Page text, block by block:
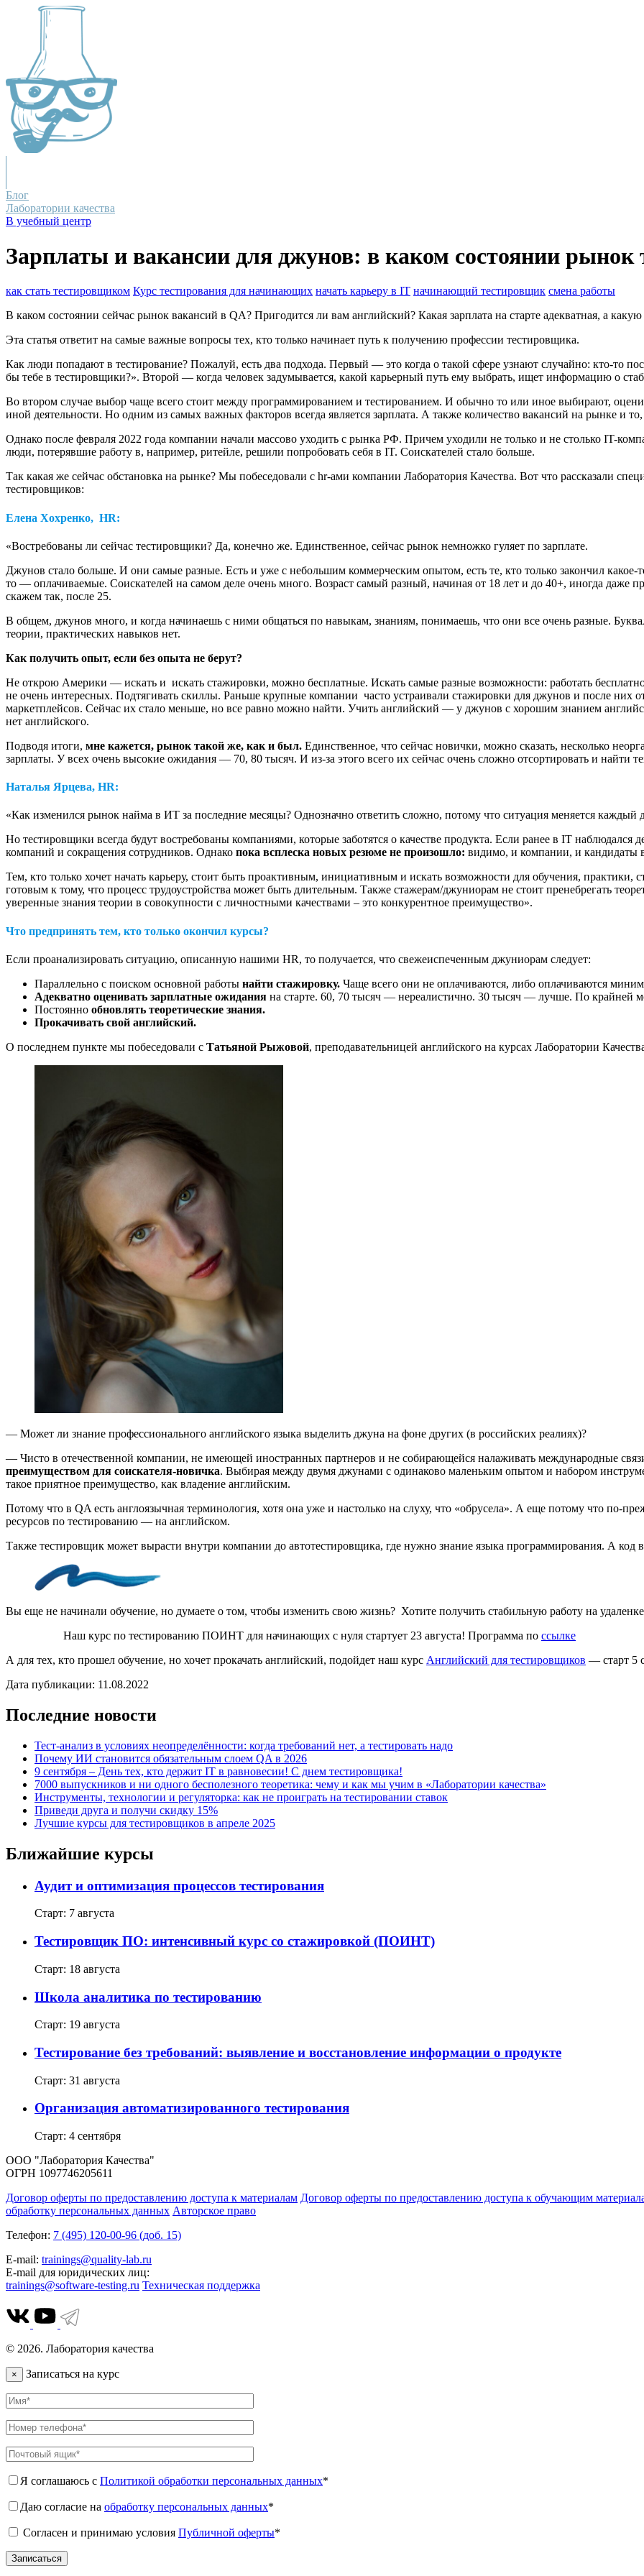
Блог
Лаборатории качества
В учебный центр
Зарплаты и вакансии для джунов: в каком состоянии рынок
как стать тестировщиком Курс тестирования для начинающих начать карьеру в IT начинающий тестировщик смена работы
В каком состоянии сейчас рынок вакансий в QA? Пригодится ли вам английский? Какая зарплата на старте адекватная, а какую
Эта статья ответит на самые важные вопросы тех, кто только начинает путь к получению профессии тестировщика.
Как люди попадают в тестирование? Пожалуй, есть два подхода. Первый ― это когда о такой сфере узнают случайно: кто-то
бы тебе в тестировщики?». Второй ― когда человек задумывается, какой карьерный путь ему выбрать, ищет информацию о
Во втором случае выбор чаще всего стоит между программированием и тестированием. И обычно то или иное выбирают,
иной деятельности. Но одним из самых важных факторов всегда является зарплата. А также количество вакансий на рынке и
Однако после февраля 2022 года компании начали массово уходить с рынка РФ. Причем уходили не только и не столько IT-
люди, потерявшие работу в, например, ритейле, решили попробовать себя в IT. Соискателей стало больше.
Так какая же сейчас обстановка на рынке? Мы побеседовали с hr-ами компании Лаборатория Качества. Вот что рассказали
тестировщиков:
Елена Хохренко, HR:
«Востребованы ли сейчас тестировщики? Да, конечно же. Единственное, сейчас рынок немножко гуляет по зарплате.
Джунов стало больше. И они самые разные. Есть и уже с небольшим коммерческим опытом, есть те, кто только закончил
то ― оплачиваемые. Соискателей на самом деле очень много. Возраст самый разный, начиная от 18 лет и до 40+, иногда даже
скажем так, после 25.
В общем, джунов много, и когда начинаешь с ними общаться по навыкам, знаниям, понимаешь, что они все очень разные.
теории, практических навыков нет.
Как получить опыт, если без опыта не берут?
Не открою Америки ― искать и искать стажировки, можно бесплатные. Искать самые разные возможности: работать
не очень интересных. Подтягивать скиллы. Раньше крупные компании часто устраивали стажировки для джунов и после них
маркетплейсов. Сейчас их стало меньше, но все равно можно найти. Учить английский ― у джунов с хорошим знанием
нет английского.
Подводя итоги, мне кажется, рынок такой же, как и был. Единственное, что сейчас новички, можно сказать, несколько
зарплаты. У всех очень высокие ожидания ― 70, 80 тысяч. И из-за этого всего их сейчас очень сложно отсортировать и найти
Наталья Ярцева, HR:
«Как изменился рынок найма в ИТ за последние месяцы? Однозначно ответить сложно, потому что ситуация меняется каждый
Но тестировщики всегда будут востребованы компаниями, которые заботятся о качестве продукта. Если ранее в IT наблюдался
компаний и сокращения сотрудников. Однако пока всплеска новых резюме не произошло: видимо, и компании, и кандидаты
Тем, кто только хочет начать карьеру, стоит быть проактивным, инициативным и искать возможности для обучения,
готовым к тому, что процесс трудоустройства может быть длительным. Также стажерам/джуниорам не стоит пренебрегать
уверенные знания теории в совокупности с личностными качествами – это конкурентное преимущество».
Что предпринять тем, кто только окончил курсы?
Если проанализировать ситуацию, описанную нашими HR, то получается, что свежеиспеченным джуниорам следует:
Параллельно с поиском основной работы найти стажировку. Чаще всего они не оплачиваются, либо оплачиваются
Адекватно оценивать зарплатные ожидания на старте. 60, 70 тысяч ― нереалистично. 30 тысяч ― лучше. По крайней
Постоянно обновлять теоретические знания.
Прокачивать свой английский.
О последнем пункте мы побеседовали с Татьяной Рыжовой, преподавательницей английского на курсах Лаборатории
― Может ли знание профессионального английского языка выделить джуна на фоне других (в российских реалиях)?
― Чисто в отечественной компании, не имеющей иностранных партнеров и не собирающейся налаживать международные
преимуществом для соискателя-новичка. Выбирая между двумя джунами с одинаково маленьким опытом и набором
такое приятное преимущество, как владение английским.
Потому что в QA есть англоязычная терминология, хотя она уже и настолько на слуху, что «обрусела». А еще потому что по-
ресурсов по тестированию ― на английском.
Также тестировщик может вырасти внутри компании до автотестировщика, где нужно знание языка программирования. А код
Вы еще не начинали обучение, но думаете о том, чтобы изменить свою жизнь? Хотите получить стабильную работу на
Наш курс по тестированию ПОИНТ для начинающих с нуля стартует 23 августа! Программа по ссылке
А для тех, кто прошел обучение, но хочет прокачать английский, подойдет наш курс Английский для тестировщиков ― старт 5
Дата публикации: 11.08.2022
Последние новости
Тест-анализ в условиях неопределённости: когда требований нет, а тестировать надо
Почему ИИ становится обязательным слоем QA в 2026
9 сентября – День тех, кто держит IT в равновесии! С днем тестировщика!
7000 выпускников и ни одного бесполезного теоретика: чему и как мы учим в «Лаборатории качества»
Инструменты, технологии и регуляторка: как не проиграть на тестировании ставок
Приведи друга и получи скидку 15%
Лучшие курсы для тестировщиков в апреле 2025
Ближайшие курсы
Аудит и оптимизация процессов тестирования
Старт: 7 августа
Тестировщик ПО: интенсивный курс со стажировкой (ПОИНТ)
Старт: 18 августа
Школа аналитика по тестированию
Старт: 19 августа
Тестирование без требований: выявление и восстановление информации о продукте
Старт: 31 августа
Организация автоматизированного тестирования
Старт: 4 сентября
ООО "Лаборатория Качества"
ОГРН 1097746205611
Договор оферты по предоставлению доступа к материалам Договор оферты по предоставлению доступа к обучающим
обработку персональных данных Авторское право
Телефон: 7 (495) 120-00-96 (доб. 15)
E-mail: trainings@quality-lab.ru
E-mail для юридических лиц:
trainings@software-testing.ru Техническая поддержка
© 2026. Лаборатория качества
× Записаться на курс
Я соглашаюсь с Политикой обработки персональных данных*
Даю согласие на обработку персональных данных*
Согласен и принимаю условия Публичной оферты*